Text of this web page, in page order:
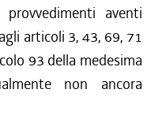
aventi
articoli 3, 43, 69, 71
93 della medesima
non ancora